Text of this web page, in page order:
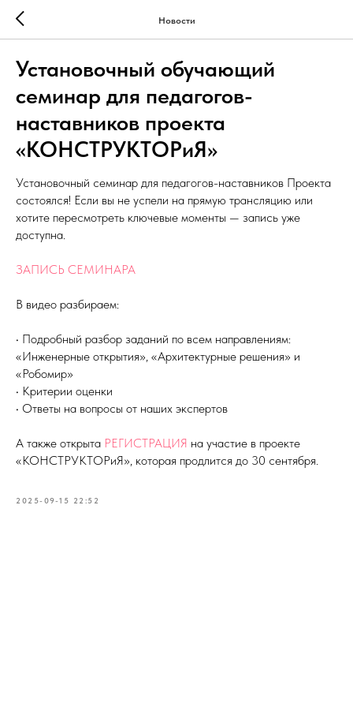
Новости
Установочный обучающий
семинар для педагогов-
наставников проекта
«КОНСТРУКТОРиЯ»
Установочный семинар для педагогов-наставников Проекта
состоялся! Если вы не успели на прямую трансляцию или
хотите пересмотреть ключевые моменты — запись уже
доступна.
ЗАПИСЬ СЕМИНАРА
В видео разбираем:
• Подробный разбор заданий по всем направлениям:
«Инженерные открытия», «Архитектурные решения» и
«Робомир»
• Критерии оценки
• Ответы на вопросы от наших экспертов
А также открыта РЕГИСТРАЦИЯ на участие в проекте
«КОНСТРУКТОРиЯ», которая продлится до 30 сентября.
2025-09-15 22:52